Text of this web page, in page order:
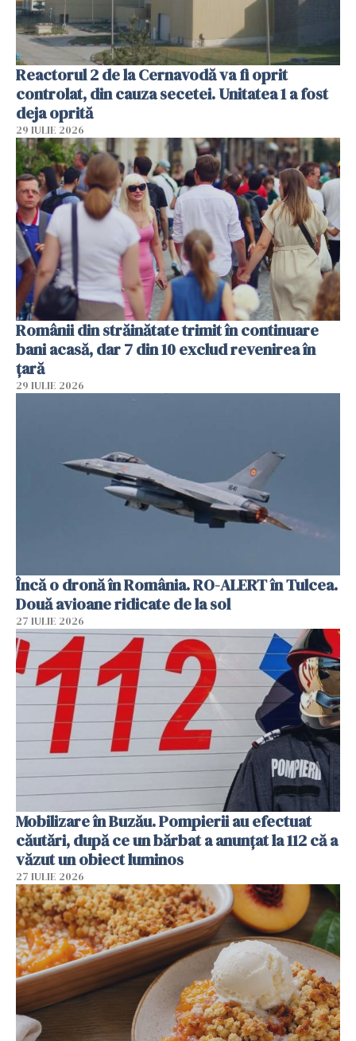
Reactorul 2 de la Cernavodă va fi oprit
controlat, din cauza secetei. Unitatea 1 a fost
deja oprită
29 IULIE 2026
Românii din străinătate trimit în continuare
bani acasă, dar 7 din 10 exclud revenirea în
țară
29 IULIE 2026
Încă o dronă în România. RO-ALERT în Tulcea.
Două avioane ridicate de la sol
27 IULIE 2026
Mobilizare în Buzău. Pompierii au efectuat
căutări, după ce un bărbat a anunțat la 112 că a
văzut un obiect luminos
27 IULIE 2026